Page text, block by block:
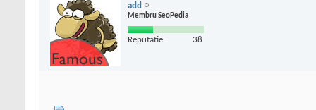
add
Membru SeoPedia
Reputatie: 38